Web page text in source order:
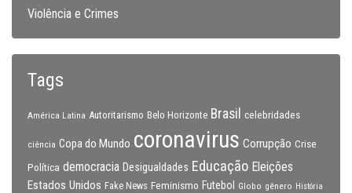
Violência e Crimes
Tags
América Latina Autoritarismo Belo Horizonte Brasil celebridades
ciência Copa do Mundo coronavirus Corrupção Crise
Política democracia Desigualdades Educação Eleições
Estados Unidos Fake News Feminismo Futebol Globo gênero História